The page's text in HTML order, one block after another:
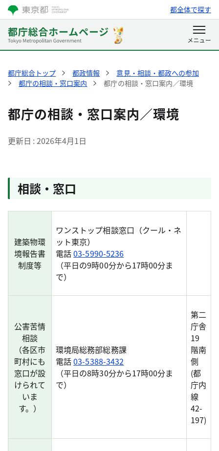
都全体で探す
都庁総合トップ 都政情報
意見・相談・都政への参加
都庁の相談・窓口案内
都庁の相談・窓口案内／環境
都庁の相談・窓口案内／環境
更新日 2026年4月1日
相談・窓口
建築物環
境報告書
制度等
ワンストップ相談窓口（クール・ネ
ット東京）
電話03-5990-5236
（平日の9時00分から17時00分ま
で）
公害苦情
相談
（各区市
町村にも
窓口が設
けられて
いま
す。）
環境局総務部総務課
電話03-5388-3432
（平日の8時30分から17時00分ま
で）
第二
庁舎
19
階南
側
(都
庁内
線
42-
197)